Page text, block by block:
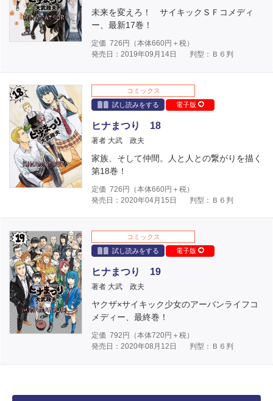
未来を変えろ！ サイキックＳＦコメディ
ー、最新17巻！
定価 726 円（本体660円＋税）
発売日：2019年09月14日
判型：Ｂ６判
コミックス
試し読みをする
電子版
ヒナまつり 18
著者 大武 政夫
家族、そして仲間。人と人との繋がりを描く
第18巻！
定価 726 円（本体660円＋税）
発売日：2020年04月15日
判型：Ｂ６判
コミックス
試し読みをする
電子版
ヒナまつり 19
著者 大武 政夫
ヤクザ×サイキック少女のアーバンライフコ
メディー、最終巻！
定価 792 円（本体720円＋税）
発売日：2020年08月12日
判型：Ｂ６判